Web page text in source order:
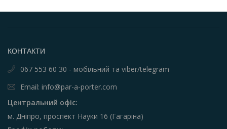
КОНТАКТИ
067 553 60 30 - мобільний та viber/telegram
Email: info@par-a-porter.com
Центральний офіс:
м. Дніпро, проспект Науки 16 (Гагаріна)